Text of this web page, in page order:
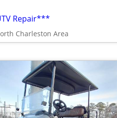
Repair***
Charleston Area